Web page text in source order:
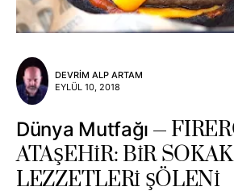
DEVRIM ALP ARTAM
EYLÜL 10, 2018
Dünya Mutfağı
ATAŞEHİR: BİR SOKAK
LEZZETLERİ ŞÖLENİ